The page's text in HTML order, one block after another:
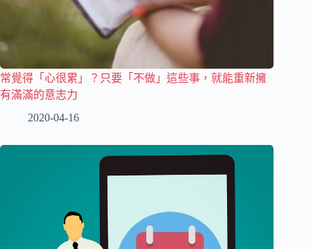
常覺得「心很累」？只要「不做」這些事，就能重新擁
有滿滿的意志力
2020-04-16